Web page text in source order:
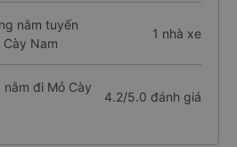
nằm tuyến
Cày Nam
1 nhà xe
đi Mỏ Cày
4.2/5.0 đánh giá